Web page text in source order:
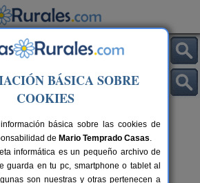
(Cuenca)
BÁSICA SOBRE
COOKIES
básica sobre las cookies de
de Mario Temprado Casas.
informática es un pequeño archivo de
guarda en tu pc, smartphone o tablet al
son nuestras y otras pertenecen a